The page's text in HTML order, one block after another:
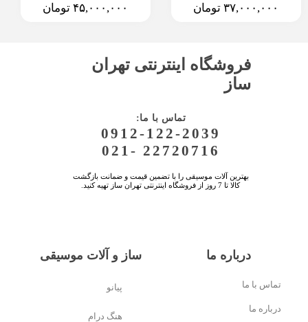
۳۷,۰۰۰,۰۰۰ تومان ۴۵,۰۰۰,۰۰۰ تومان
فروشگاه اینترنتی تهران
ساز
:تماس با ما
0912-122-2039
021- 22720716
بهترین آلات موسیقی را با تضمین قیمت و ضمانت بازگشت
کالا تا 7 روز از فروشگاه اینترنتی تهران ساز تهیه کنید.
تماس با ما
درباره ما
درباره ما ساز و آلات موسیقی
پیانو
هنگ درام